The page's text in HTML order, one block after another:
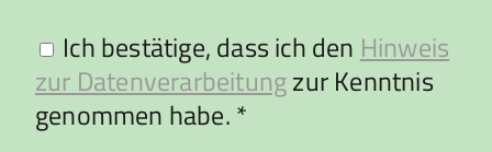
Ich bestätige, dass ich den Hinweis
zur Datenverarbeitungzur Kenntnis
genommen habe. *